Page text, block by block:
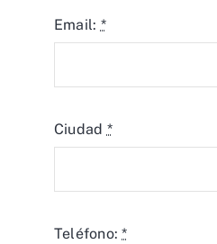
Email: *
Ciudad *
Teléfono:*